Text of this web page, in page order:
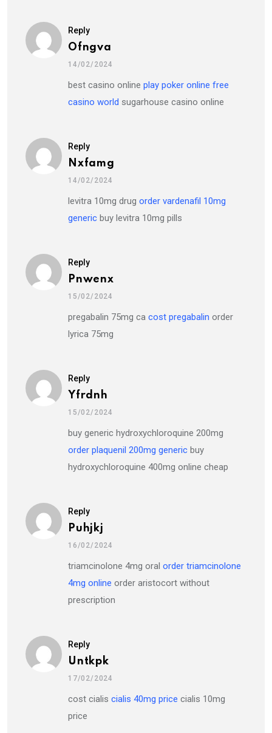
Reply
Ofngva
14/02/2024
best casino online play poker online free
casino world sugarhouse casino online
Reply
Nxfamg
14/02/2024
levitra 10mg drug order vardenafil 10mg
generic buy levitra 10mg pills
Reply
Pnwenx
15/02/2024
pregabalin 75mg ca cost pregabalin order
lyrica 75mg
Reply
Yfrdnh
15/02/2024
buy generic hydroxychloroquine 200mg
order plaquenil 200mg generic buy
hydroxychloroquine 400mg online cheap
Reply
Puhjkj
16/02/2024
triamcinolone 4mg oral order triamcinolone
4mg online order aristocort without
prescription
Reply
Untkpk
17/02/2024
cost cialis cialis 40mg price cialis 10mg
price